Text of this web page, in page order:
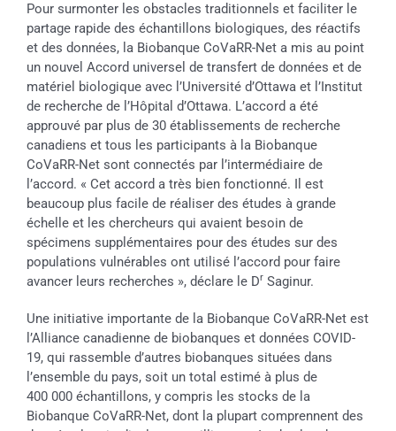
Pour surmonter les obstacles traditionnels et faciliter le
partage rapide des échantillons biologiques, des réactifs
et des données, la Biobanque CoVaRR-Net a mis au point
un nouvel Accord universel de transfert de données et de
matériel biologique avec l’Université d’Ottawa et l’Institut
de recherche de l’Hôpital d’Ottawa. L’accord a été
approuvé par plus de 30 établissements de recherche
canadiens et tous les participants à la Biobanque
CoVaRR-Net sont connectés par l’intermédiaire de
l’accord. « Cet accord a très bien fonctionné. Il est
beaucoup plus facile de réaliser des études à grande
échelle et les chercheurs qui avaient besoin de
spécimens supplémentaires pour des études sur des
populations vulnérables ont utilisé l’accord pour faire
avancer leurs recherches », déclare le DrSaginur.
Une initiative importante de la Biobanque CoVaRR-Net est
l’Alliance canadienne de biobanques et données COVID-
19, qui rassemble d’autres biobanques situées dans
l’ensemble du pays, soit un total estimé à plus de
400 000 échantillons, y compris les stocks de la
Biobanque CoVaRR-Net, dont la plupart comprennent des